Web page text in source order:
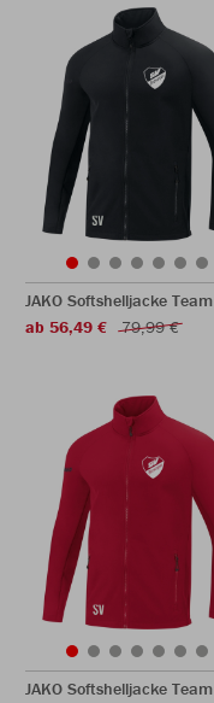
JAKO Softshelljacke Team
ab 56,49 €
79,99 €
JAKO Softshelljacke Team